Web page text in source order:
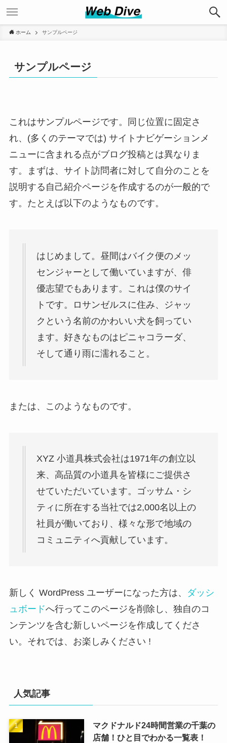
ホーム サンプルページ
サンプルページ
これはサンプルページです。同じ位置に固定さ
れ、(多くのテーマでは) サイトナビゲーションメ
ニューに含まれる点がブログ投稿とは異なりま
す。まずは、サイト訪問者に対して自分のことを
説明する自己紹介ページを作成するのが一般的で
す。たとえば以下のようなものです。
はじめまして。昼間はバイク便のメッ
センジャーとして働いていますが、俳
優志望でもあります。これは僕のサイ
トです。ロサンゼルスに住み、ジャッ
クという名前のかわいい犬を飼ってい
ます。好きなものはピニャコラーダ、
そして通り雨に濡れること。
または、このようなものです。
XYZ 小道具株式会社は1971年の創立以
来、高品質の小道具を皆様にご提供さ
せていただいています。ゴッサム・シ
ティに所在する当社では2,000名以上の
社員が働いており、様々な形で地域の
コミュニティへ貢献しています。
新しく WordPress ユーザーになった方は、
ダッシ
ュボードへ行ってこのページを削除し、独自のコ
ンテンツを含む新しいページを作成してくださ
い。それでは、お楽しみください !
人気記事
マクドナルド24時間営業の千葉の
店舗！ひと目でわかる一覧表！